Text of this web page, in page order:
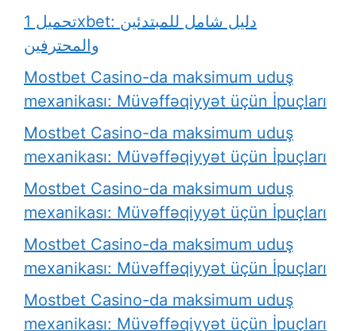
تحميل 1xbet: دليل شامل للمبتدئين
والمحترفين
Mostbet Casino-da maksimum uduş
mexanikası: Müvəffəqiyyət üçün İpuçları
Mostbet Casino-da maksimum uduş
mexanikası: Müvəffəqiyyət üçün İpuçları
Mostbet Casino-da maksimum uduş
mexanikası: Müvəffəqiyyət üçün İpuçları
Mostbet Casino-da maksimum uduş
mexanikası: Müvəffəqiyyət üçün İpuçları
Mostbet Casino-da maksimum uduş
mexanikası: Müvəffəqiyyət üçün İpuçları